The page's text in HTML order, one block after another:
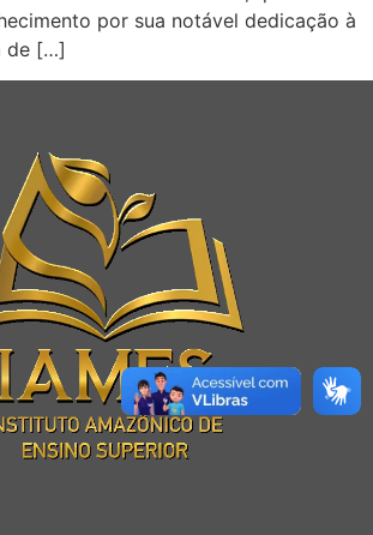
por sua notável dedicação à
de […]